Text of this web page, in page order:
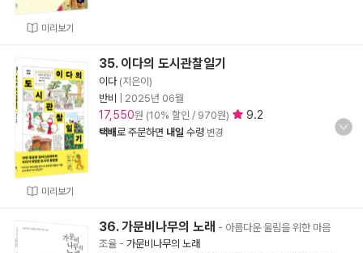
미리보기
미리보기
35. 이다의 도시관찰일기
이다(지은이)
반비
2025년 06월
17,550원 (10% 할인 / 970원) 9.2
택배로 주문하면 내일 수령 변경
36. 가문비나무의 노래 - 아름다운 울림을 위한 마음
조율 - 가문비나무의 노래